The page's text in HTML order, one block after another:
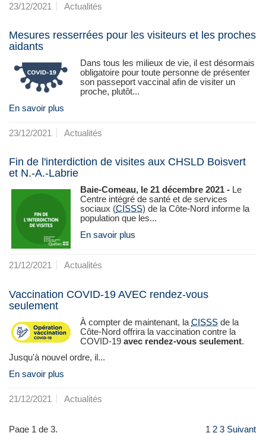
23/12/2021 Actualités
Mesures resserrées pour les visiteurs et les proches
aidants
Dans tous les milieux de vie, il est désormais
obligatoire pour toute personne de présenter
son passeport vaccinal afin de visiter un
proche, plutôt...
En savoir plus
23/12/2021 Actualités
Fin de l'interdiction de visites aux CHSLD Boisvert
et N.-A.-Labrie
Baie-Comeau, le 21 décembre 2021 - Le
Centre intégré de santé et de services
sociaux (CISSS) de la Côte‑Nord informe la
population que les...
En savoir plus
21/12/2021 Actualités
Vaccination COVID-19 AVEC rendez-vous
seulement
À compter de maintenant, la CISSS de la
Côte-Nord offrira la vaccination contre la
COVID-19 avec rendez-vous seulement.
Jusqu'à nouvel ordre, il...
En savoir plus
21/12/2021 Actualités
Page 1 de 3. 1 2 3 Suivant